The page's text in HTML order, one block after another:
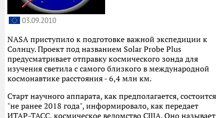
03.09.2010
NASA приступило к подготовке важной экспедиции к
Солнцу. Проект под названием Solar Probe Plus
предусматривает отправку космического зонда для
изучения светила с самого близкого в международной
космонавтике расстояния - 6,4 млн км.
Старт научного аппарата, как предполагается, состоится
"не ранее 2018 года", информировало, как передает
ИТАР-ТАСС, космическое ведомство США. Оно называет